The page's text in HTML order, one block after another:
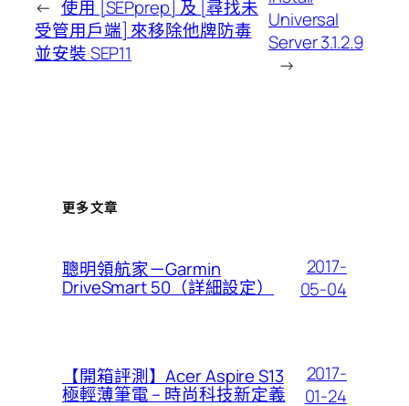
← 使用 [SEPprep] 及 [尋找未
受管用戶端] 來移除他牌防毒
並安裝 SEP11
Universal
Server 3.1.2.9
→
更多文章
聰明領航家－Garmin
DriveSmart 50（詳細設定）
2017-
05-04
【開箱評測】Acer Aspire S13
極輕薄筆電 – 時尚科技新定義
2017-
01-24